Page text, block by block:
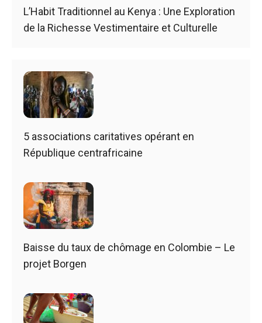
L’Habit Traditionnel au Kenya : Une Exploration
de la Richesse Vestimentaire et Culturelle
5 associations caritatives opérant en
République centrafricaine
Baisse du taux de chômage en Colombie – Le
projet Borgen